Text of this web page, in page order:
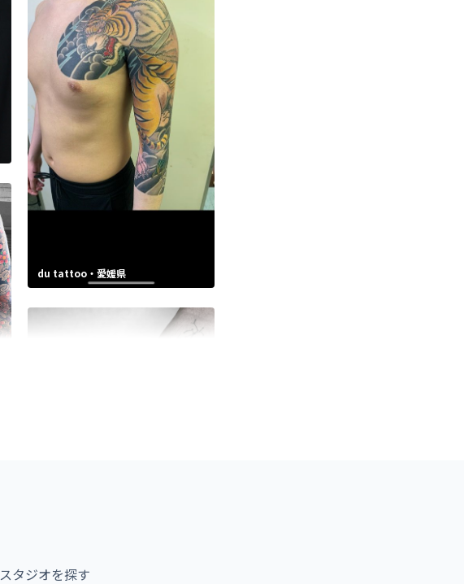
du tattoo・愛媛県
スタジオを探す